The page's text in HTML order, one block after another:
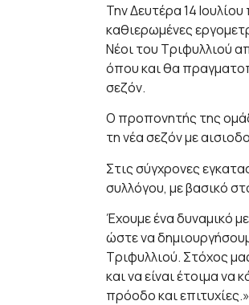
Την Δευτέρα 14
καθιερωμένες
Νέοι του Τριφυλλιού
όπου και θα
σεζόν.
Ο προπονητής της
τη νέα σεζόν με
Στις σύγχρονες
συλλόγου, με βασικό
Έχουμε ένα δυναμικό
ώστε να
Τριφυλλιού. Στόχος
και να είναι έτοιμα να
πρόοδο και επιτυχίες.»